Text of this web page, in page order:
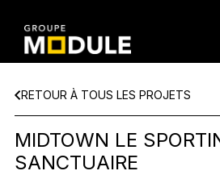
RETOUR À TOUS LES PROJETS
MIDTOWN LE
SANCTUAIRE